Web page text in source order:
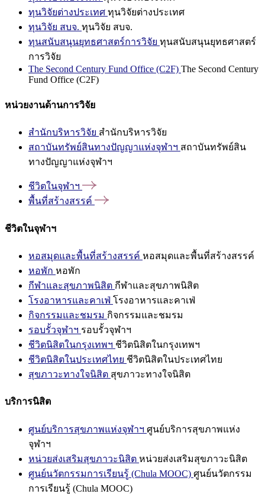
ทุนวิจัยต่างประเทศ ทุนวิจัยต่างประเทศ
ทุนวิจัย สบจ. ทุนวิจัย สบจ.
ทุนสนับสนุนยุทธศาสตร์การวิจัย ทุนสนับสนุนยุทธศาสตร์
การวิจัย
The Second Century Fund Office (C2F) The Second Century
Fund Office (C2F)
หน่วยงานด้านการวิจัย
สำนักบริหารวิจัย สำนักบริหารวิจัย
สถาบันทรัพย์สินทางปัญญาแห่งจุฬาฯ สถาบันทรัพย์สิน
ทางปัญญาแห่งจุฬาฯ
ชีวิตในจุฬาฯ
พื้นที่สร้างสรรค์
ชีวิตในจุฬาฯ
หอสมุดและพื้นที่สร้างสรรค์ หอสมุดและพื้นที่สร้างสรรค์
หอพัก หอพัก
กีฬาและสุขภาพนิสิต กีฬาและสุขภาพนิสิต
โรงอาหารและคาเฟ่ โรงอาหารและคาเฟ่
กิจกรรมและชมรม กิจกรรมและชมรม
รอบรั้วจุฬาฯ รอบรั้วจุฬาฯ
ชีวิตนิสิตในกรุงเทพฯ ชีวิตนิสิตในกรุงเทพฯ
ชีวิตนิสิตในประเทศไทย ชีวิตนิสิตในประเทศไทย
สุขภาวะทางใจนิสิต สุขภาวะทางใจนิสิต
บริการนิสิต
ศูนย์บริการสุขภาพแห่งจุฬาฯ ศูนย์บริการสุขภาพแห่ง
จุฬาฯ
หน่วยส่งเสริมสุขภาวะนิสิต หน่วยส่งเสริมสุขภาวะนิสิต
ศูนย์นวัตกรรมการเรียนรู้ (Chula MOOC) ศูนย์นวัตกรรม
การเรียนรู้ (Chula MOOC)